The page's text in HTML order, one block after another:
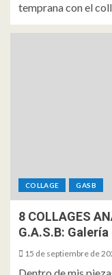
temprana con el
COLLAGE GASB
8 COLLAGES
G.A.S.B:
15 de septiembre de